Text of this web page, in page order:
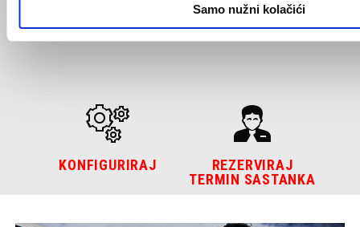
Samo nužni kolačići
PROBNU VOŽNJU
PRONAĐI
PRODAVATELJA
KONFIGURIRAJ
REZERVIRAJ
TERMIN SASTANKA